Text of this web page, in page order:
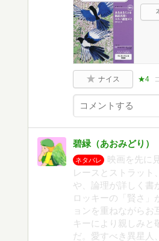
ナイス ★4
碧緑（あおみどり）
ネタバレ
映画を先に
レースとストラット
や、論理が詳しく書
ロッキーの「賢さ
ョンを重ねながら
キーにより親しみ
だ。愛すべき異星人